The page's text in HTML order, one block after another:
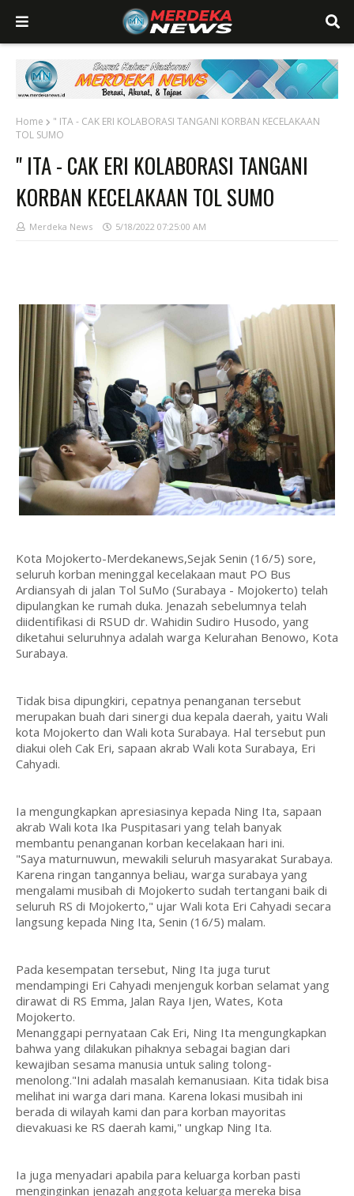
Home
" ITA - CAK ERI KOLABORASI TANGANI KORBAN KECELAKAAN
TOL SUMO
" ITA - CAK ERI KOLABORASI TANGANI
KORBAN KECELAKAAN TOL SUMO
Merdeka News 5/18/2022 07:25:00 AM
Kota Mojokerto-Merdekanews,Sejak Senin (16/5) sore,
seluruh korban meninggal kecelakaan maut PO Bus
Ardiansyah di jalan Tol SuMo (Surabaya - Mojokerto) telah
dipulangkan ke rumah duka. Jenazah sebelumnya telah
diidentifikasi di RSUD dr. Wahidin Sudiro Husodo, yang
diketahui seluruhnya adalah warga Kelurahan Benowo, Kota
Surabaya.
Tidak bisa dipungkiri, cepatnya penanganan tersebut
merupakan buah dari sinergi dua kepala daerah, yaitu Wali
kota Mojokerto dan Wali kota Surabaya. Hal tersebut pun
diakui oleh Cak Eri, sapaan akrab Wali kota Surabaya, Eri
Cahyadi.
Ia mengungkapkan apresiasinya kepada Ning Ita, sapaan
akrab Wali kota Ika Puspitasari yang telah banyak
membantu penanganan korban kecelakaan hari ini.
"Saya maturnuwun, mewakili seluruh masyarakat Surabaya.
Karena ringan tangannya beliau, warga surabaya yang
mengalami musibah di Mojokerto sudah tertangani baik di
seluruh RS di Mojokerto," ujar Wali kota Eri Cahyadi secara
langsung kepada Ning Ita, Senin (16/5) malam.
Pada kesempatan tersebut, Ning Ita juga turut
mendampingi Eri Cahyadi menjenguk korban selamat yang
dirawat di RS Emma, Jalan Raya Ijen, Wates, Kota
Mojokerto.
Menanggapi pernyataan Cak Eri, Ning Ita mengungkapkan
bahwa yang dilakukan pihaknya sebagai bagian dari
kewajiban sesama manusia untuk saling tolong-
menolong."Ini adalah masalah kemanusiaan. Kita tidak bisa
melihat ini warga dari mana. Karena lokasi musibah ini
berada di wilayah kami dan para korban mayoritas
dievakuasi ke RS daerah kami," ungkap Ning Ita.
Ia juga menyadari apabila para keluarga korban pasti
menginginkan jenazah anggota keluarga mereka bisa